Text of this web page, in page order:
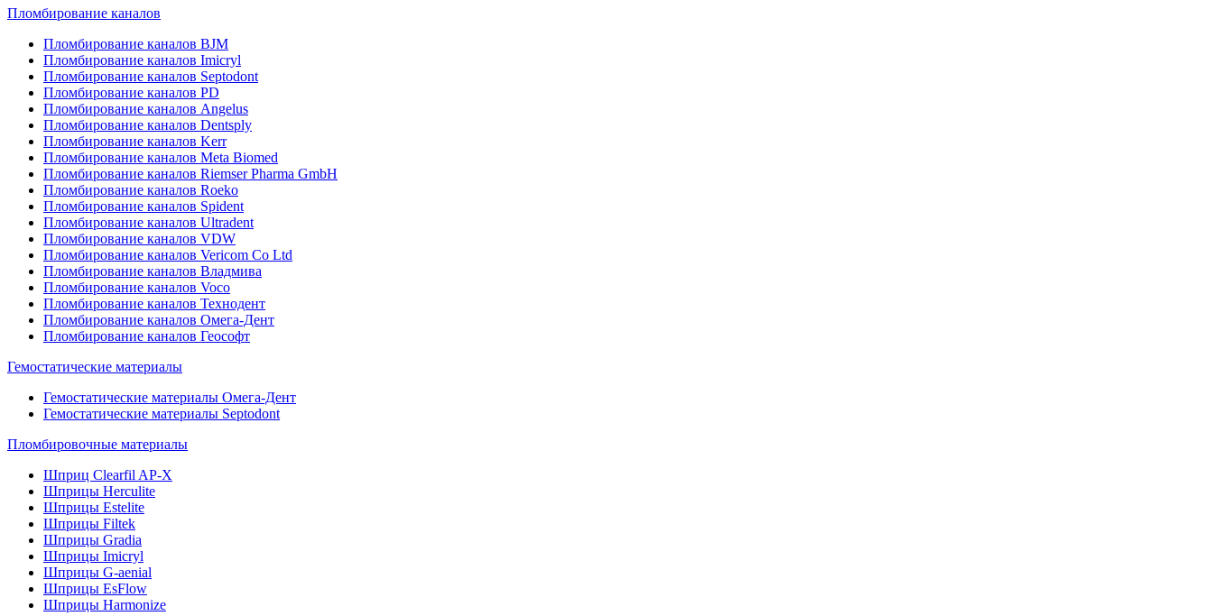
Пломбирование каналов
Пломбирование каналов BJM
Пломбирование каналов Imicryl
Пломбирование каналов Septodont
Пломбирование каналов PD
Пломбирование каналов Angelus
Пломбирование каналов Dentsply
Пломбирование каналов Kerr
Пломбирование каналов Meta Biomed
Пломбирование каналов Riemser Pharma GmbH
Пломбирование каналов Roeko
Пломбирование каналов Spident
Пломбирование каналов Ultradent
Пломбирование каналов VDW
Пломбирование каналов Vericom Co Ltd
Пломбирование каналов Владмива
Пломбирование каналов Voco
Пломбирование каналов Технодент
Пломбирование каналов Омега-Дент
Пломбирование каналов Геософт
Гемостатические материалы
Гемостатические материалы Омега-Дент
Гемостатические материалы Septodont
Пломбировочные материалы
Шприц Clearfil AP-X
Шприцы Herculite
Шприцы Estelite
Шприцы Filtek
Шприцы Gradia
Шприцы Imicryl
Шприцы G-aenial
Шприцы EsFlow
Шприцы Harmonize